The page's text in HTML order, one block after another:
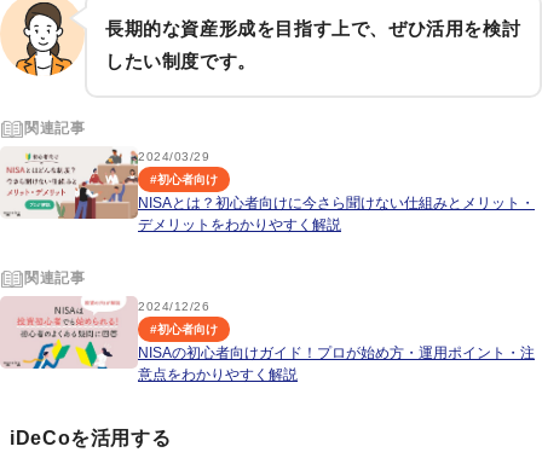
長期的な資産形成を目指す上で、ぜひ活用を検討
したい制度です。
関連記事
2024/03/29
#初心者向け
NISAとは？初心者向けに今さら聞けない仕組みとメリット・
デメリットをわかりやすく解説
関連記事
2024/12/26
#初心者向け
NISAの初心者向けガイド！プロが始め方・運用ポイント・注
意点をわかりやすく解説
iDeCoを活用する